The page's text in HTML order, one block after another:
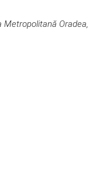
Metropolitană Oradea,